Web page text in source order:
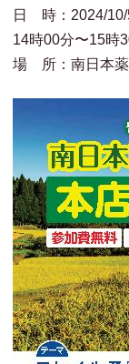
日 時：2024/
14時00分〜15時
場 所：南日本薬